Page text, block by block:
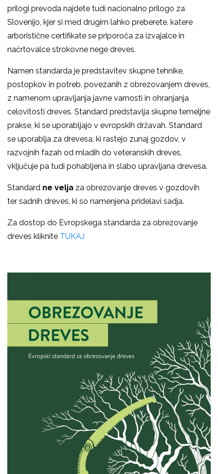
prilogi prevoda najdete tudi nacionalno prilogo za
Slovenijo, kjer si med drugim lahko preberete, katere
arboristične certifikate se priporoča za izvajalce in
načrtovalce strokovne nege dreves.
Namen standarda je predstavitev skupne tehnike,
postopkov in potreb, povezanih z obrezovanjem dreves,
z namenom upravljanja javne varnosti in ohranjanja
celovitosti dreves. Standard predstavlja skupne temeljne
prakse, ki se uporabljajo v evropskih državah. Standard
se uporablja za drevesa, ki rastejo zunaj gozdov, v
razvojnih fazah od mladih do veteranskih dreves,
vključuje pa tudi pohabljena in slabo upravljana drevesa.
Standard ne velja za obrezovanje dreves v gozdovih
ter sadnih dreves, ki so namenjena pridelavi sadja.
Za dostop do Evropskega standarda za obrezovanje
dreves kliknite TUKAJ